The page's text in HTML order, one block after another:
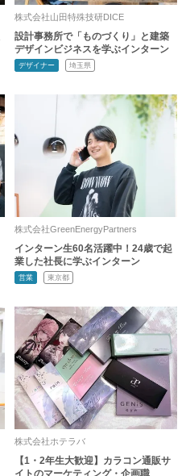
株式会社山田特殊技研DICE
設計事務所で「ものづくり」と建築
デザインビジネスを学ぶインターン
デザイナー 埼玉県
株式会社GreenEnergyPartners
インターン生60名活躍中！24歳で起
業した社長に学ぶインターン
営業 東京都
株式会社ホテラバ
【1・2年生大歓迎】カラコン通販サ
イトのマーケティング・企画職